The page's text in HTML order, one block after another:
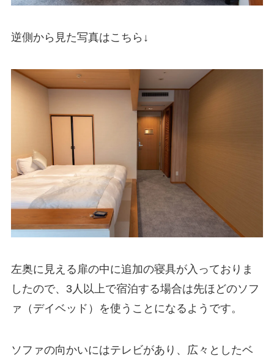
逆側から見た写真はこちら↓
左奥に見える扉の中に追加の寝具が入っておりま
したので、3人以上で宿泊する場合は先ほどのソフ
ァ（デイベッド）を使うことになるようです。
ソファの向かいにはテレビがあり、広々としたベ